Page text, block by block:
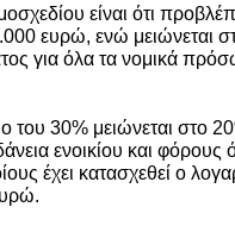
είναι ότι
ευρώ, ενώ μειώνεται
για όλα τα νομικά
του 30% μειώνεται στο
ενοικίου και
έχει κατασχεθεί ο